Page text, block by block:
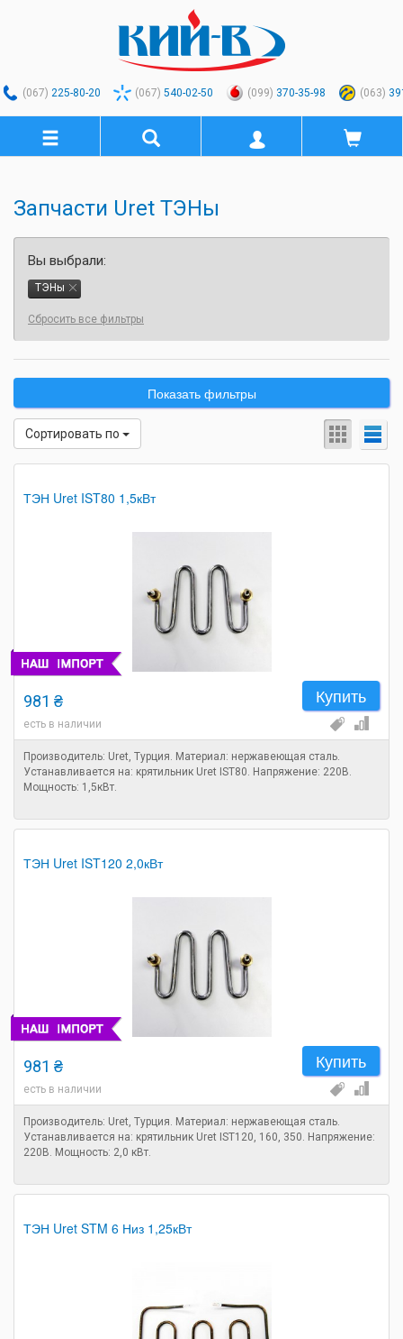
(067) 225-80-20 (067) 540-02-50 (099) 370-35-98 (063)
Показать фильтры
Сортировать по
ТЭН Uret IST80 1,5кВт
Купить
981 ₴
есть в наличии
Производитель: Uret, Турция. Материал: нержавеющая сталь.
Устанавливается на: крятильник Uret IST80. Напряжение: 220В.
Мощность: 1,5кВт.
ТЭН Uret IST120 2,0кВт
Купить
981 ₴
есть в наличии
Производитель: Uret, Турция. Материал: нержавеющая сталь.
Устанавливается на: крятильник Uret IST120, 160, 350. Напряжение:
220В. Мощность: 2,0 кВт.
ТЭН Uret STM 6 Низ 1,25кВт
Запчасти Uret ТЭНы
Вы выбрали:
ТЭНы
Сбросить все фильтры